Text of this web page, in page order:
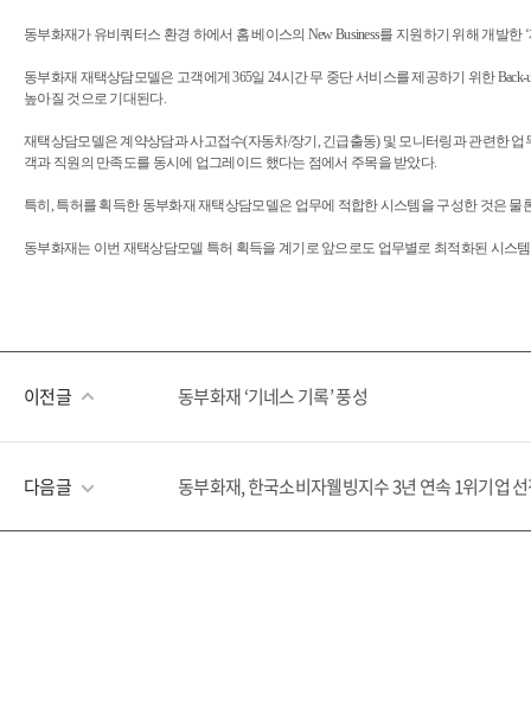
동부화재가 유비쿼터스 환경 하에서 홈 베이스의 New Business를 지원하기 위해 개발한
동부화재 재택상담모델은 고객에게 365일 24시간 무 중단 서비스를 제공하기 위한
높아질 것으로 기대된다.
재택상담모델은 계약상담과 사고접수(자동차/장기, 긴급출동) 및 모니터링과 관련한
객과 직원의 만족도를 동시에 업그레이드 했다는 점에서 주목을 받았다.
특히, 특허를 획득한 동부화재 재택상담모델은 업무에 적합한 시스템을 구성한 것은
동부화재는 이번 재택상담모델 특허 획득을 계기로 앞으로도 업무별로 최적화된 시스
이전글 동부화재 ‘기네스 기록’ 풍성
다음글 동부화재, 한국소비자웰빙지수 3년 연속 1위기업